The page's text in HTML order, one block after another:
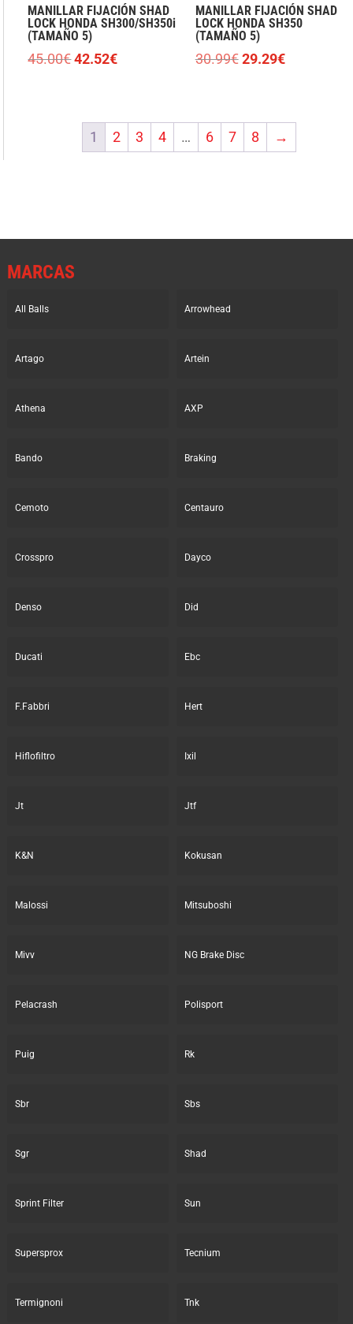
MANILLAR FIJACIÓN SHAD
LOCK HONDA SH300/SH350i
(TAMAÑO 5)
45.00€El
era:
45.00€.
42.52€El
es:
42.52€.
MANILLAR FIJACIÓN SHAD
LOCK HONDA SH350
(TAMAÑO 5)
30.99€ El
era:
30.99€.
29.29€El
es:
29.29€.
1 2 3 4 … 6 7 8 →
MARCAS
All Balls Arrowhead
Artago Artein
Athena AXP
Bando Braking
Cemoto Centauro
Crosspro Dayco
Denso Did
Ducati Ebc
F.Fabbri Hert
Hiflofiltro Ixil
Jt Jtf
K&N Kokusan
Malossi Mitsuboshi
Mivv NG Brake Disc
Pelacrash Polisport
Puig Rk
Sbr Sbs
Sgr Shad
Sprint Filter Sun
Supersprox Tecnium
Termignoni Tnk